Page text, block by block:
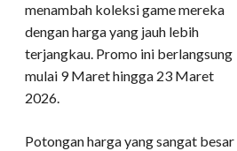
menambah koleksi game mereka
dengan harga yang jauh lebih
terjangkau. Promo ini berlangsung
mulai 9 Maret hingga 23 Maret
2026.
Potongan harga yang sangat besar